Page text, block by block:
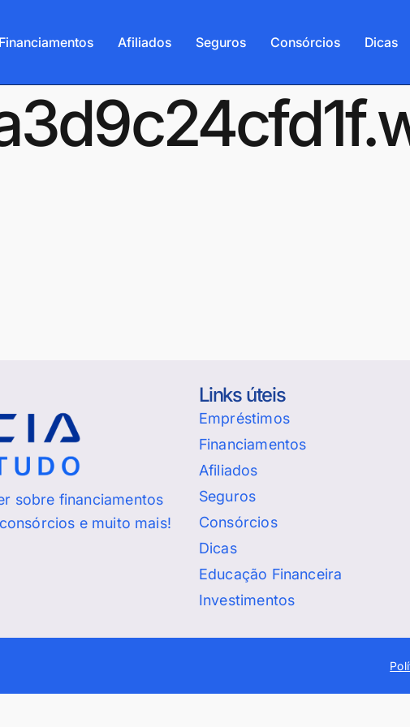
Financiamentos Afiliados Seguros Consórcios Dicas
sobre financiamentos
e muito mais!
Links úteis
Empréstimos
Financiamentos
Afiliados
Seguros
Consórcios
Dicas
Educação Financeira
Investimentos